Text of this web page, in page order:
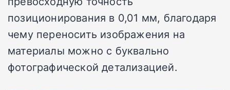
позиционирования в 0,01 мм, благодаря
чему переносить изображения на
материалы можно с буквально
фотографической детализацией.